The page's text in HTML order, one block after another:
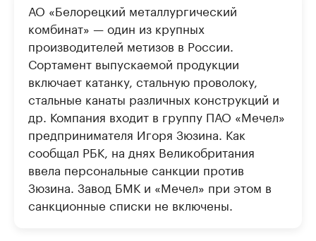
АО «Белорецкий металлургический
комбинат» — один из крупных
производителей метизов в России.
Сортамент выпускаемой продукции
включает катанку, стальную проволоку,
стальные канаты различных конструкций и
др. Компания входит в группу ПАО «Мечел»
предпринимателя Игоря Зюзина. Как
сообщал РБК, на днях Великобритания
ввела персональные санкции против
Зюзина. Завод БМК и «Мечел» при этом в
санкционные списки не включены.